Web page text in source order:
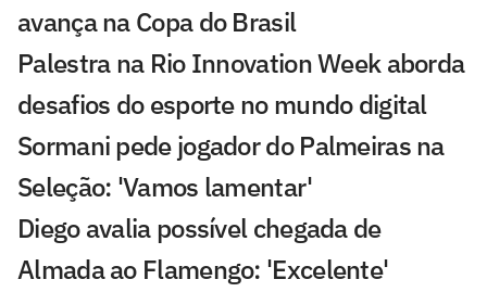
avança na Copa do Brasil
Palestra na Rio Innovation Week aborda
desafios do esporte no mundo digital
Sormani pede jogador do Palmeiras na
Seleção: 'Vamos lamentar'
Diego avalia possível chegada de
Almada ao Flamengo: 'Excelente'